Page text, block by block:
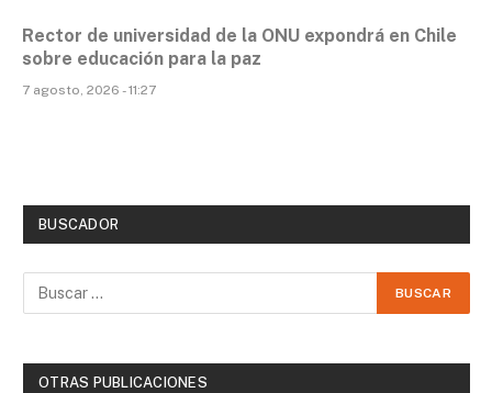
Rector de universidad de la ONU expondrá en Chile
sobre educación para la paz
7 agosto, 2026 - 11:27
BUSCADOR
OTRAS PUBLICACIONES